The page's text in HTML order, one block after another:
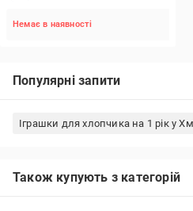
Немає в наявності
Популярні запити
Іграшки для хлопчика на 1 рік у
Також купують з категорій